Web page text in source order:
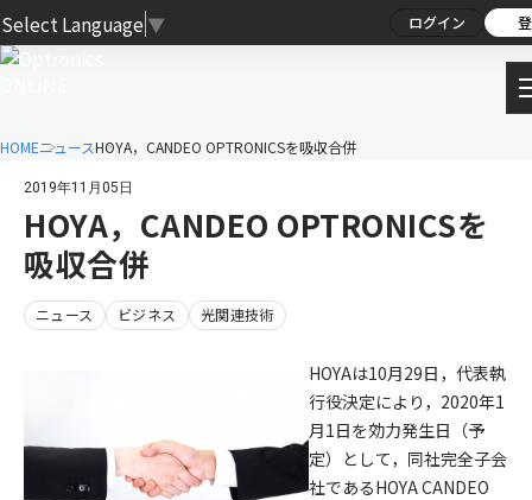
Select Language ▼ ログイン
HOMEニュースHOYA，CANDEO OPTRONICSを吸収合併
2019年11月05日
HOYA，CANDEO OPTRONICSを
吸収合併
ニュース ビジネス 光関連技術
HOYAは10月29日，代表執
行役決定により，2020年1
月1日を効力発生日（予
定）として，同社完全子会
社であるHOYA CANDEO